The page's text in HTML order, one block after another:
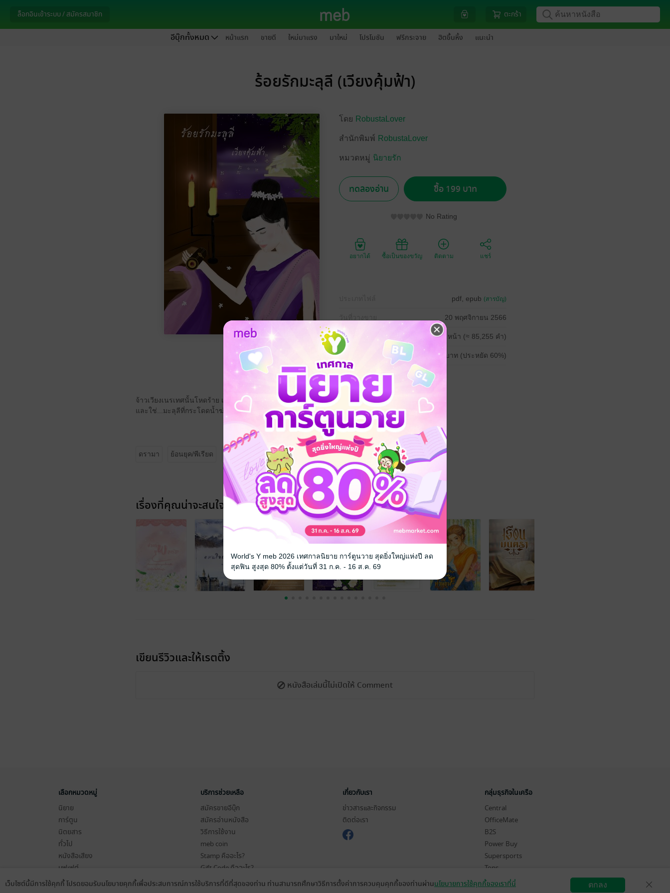
ล็อกอินเข้าระบบ / สมัครสมาชิก ตะกร้า
อีบุ๊กทั้งหมด หน้าแรก ขายดี ใหม่มาแรง มาใหม่ โปรโมชัน ฟรีกระจาย ฮิตขึ้นหิ้ง แนะนำ
ร้อยรักมะลุลี (เวียงคุ้มฟ้า)
โดย RobustaLover
สำนักพิมพ์ RobustaLover
หมวดหมู่ นิยายรัก
ทดลองอ่าน ซื้อ 199 บาท
No Rating
อยากได้ ซื้อเป็นของขวัญ ติดตาม แชร์
pdf, epub (สารบัญ)
20 พฤศจิกายน 2566
ความยาว 478 หน้า (≈ 85,255 คำ)
ราคาปก 499 บาท (ประหยัด 60%)
จ้าวเวียงเนรเทศนั้นโหดร้าย เข่นฆ่าทั้งย่ำยีแม่หญิงจนถูกประหาร!
และใช่...มะลุลีที่กระโดดน้ำฆ่าตัวตายแต่ดันไม่ตายต้องมารับใช้จ้าวคนนั้น!
ดรามา ย้อนยุค/พีเรียด เจ้าชาย
เรื่องที่คุณน่าจะสนใจ
เขียนรีวิวและให้เรตติ้ง
หนังสือเล่มนี้ไม่เปิดให้ Comment
เลือกหมวดหมู่
นิยาย
การ์ตูน
นิตยสาร
ทั่วไป
หนังสือเสียง
บุฟเฟต์
บริการช่วยเหลือ
สมัครขายอีบุ๊ก
สมัครอ่านหนังสือ
วิธีการใช้งาน
meb coin
Stamp คืออะไร?
Gift Code คืออะไร?
เงื่อนไขในการใช้บริการ
เกี่ยวกับเรา
ข่าวสารและกิจกรรม
ติดต่อเรา
กลุ่มธุรกิจในเครือ
Central
OfficeMate
B2S
Power Buy
Supersports
Tops
Hytexts
เว็บไซต์นี้มีการใช้คุกกี้ โปรดยอมรับนโยบายคุกกี้เพื่อประสบการณ์การใช้บริการที่ดีที่สุดของท่าน ท่านสามารถศึกษาวิธีการตั้งค่าการควบคุมคุกกี้ของท่านผ่านนโยบายการใช้คุกกี้ของเราที่นี่ ตกลง
World's Y meb 2026 เทศกาลนิยาย การ์ตูนวาย สุดยิ่งใหญ่แห่งปี ลด
สุดฟิน สูงสุด 80% ตั้งแต่วันที่ 31 ก.ค. - 16 ส.ค. 69